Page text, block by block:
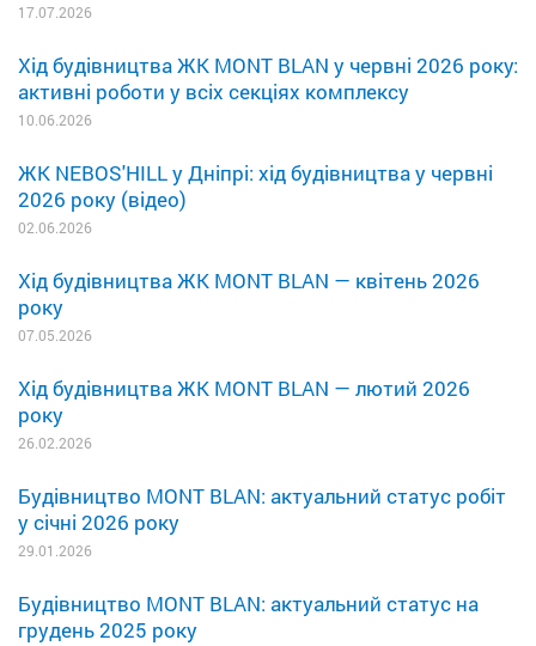
17.07.2026
Хід будівництва ЖК MONT BLAN у червні 2026 року:
активні роботи у всіх секціях комплексу
10.06.2026
ЖК NEBOS'HILL у Дніпрі: хід будівництва у червні
2026 року (відео)
02.06.2026
Хід будівництва ЖК MONT BLAN — квітень 2026
року
07.05.2026
Хід будівництва ЖК MONT BLAN — лютий 2026
року
26.02.2026
Будівництво MONT BLAN: актуальний статус робіт
у січні 2026 року
29.01.2026
Будівництво MONT BLAN: актуальний статус на
грудень 2025 року